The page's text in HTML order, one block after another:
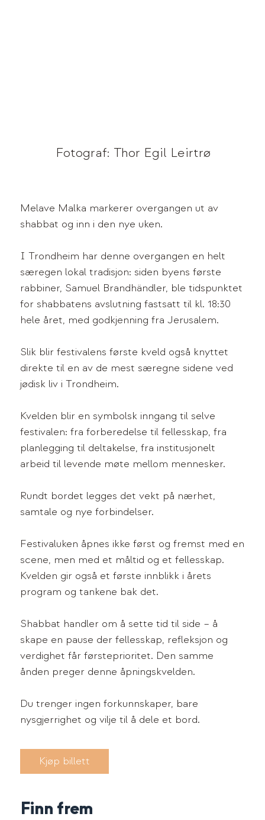
Fotograf: Thor Egil Leirtrø
Melave Malka markerer overgangen ut av
shabbat og inn i den nye uken.
I Trondheim har denne overgangen en helt
særegen lokal tradisjon: siden byens første
rabbiner, Samuel Brandhändler, ble tidspunktet
for shabbatens avslutning fastsatt til kl. 18:30
hele året, med godkjenning fra Jerusalem.
Slik blir festivalens første kveld også knyttet
direkte til en av de mest særegne sidene ved
jødisk liv i Trondheim.
Kvelden blir en symbolsk inngang til selve
festivalen: fra forberedelse til fellesskap, fra
planlegging til deltakelse, fra institusjonelt
arbeid til levende møte mellom mennesker.
Rundt bordet legges det vekt på nærhet,
samtale og nye forbindelser.
Festivaluken åpnes ikke først og fremst med en
scene, men med et måltid og et fellesskap.
Kvelden gir også et første innblikk i årets
program og tankene bak det.
Shabbat handler om å sette tid til side – å
skape en pause der fellesskap, refleksjon og
verdighet får førsteprioritet. Den samme
ånden preger denne åpningskvelden.
Du trenger ingen forkunnskaper, bare
nysgjerrighet og vilje til å dele et bord.
Kjøp billett
Finn frem